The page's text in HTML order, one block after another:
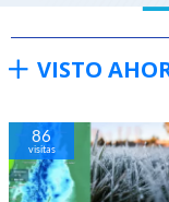
VISTO
86
visitas